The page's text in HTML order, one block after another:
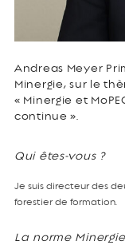
Andreas Meyer
Minergie, sur le
« Minergie et
continue ».
Qui êtes-vous ?
Je suis directeur des
forestier de formation.
La norme